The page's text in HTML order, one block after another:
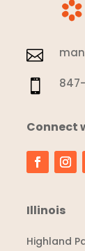


Connect
Illinois
Highland